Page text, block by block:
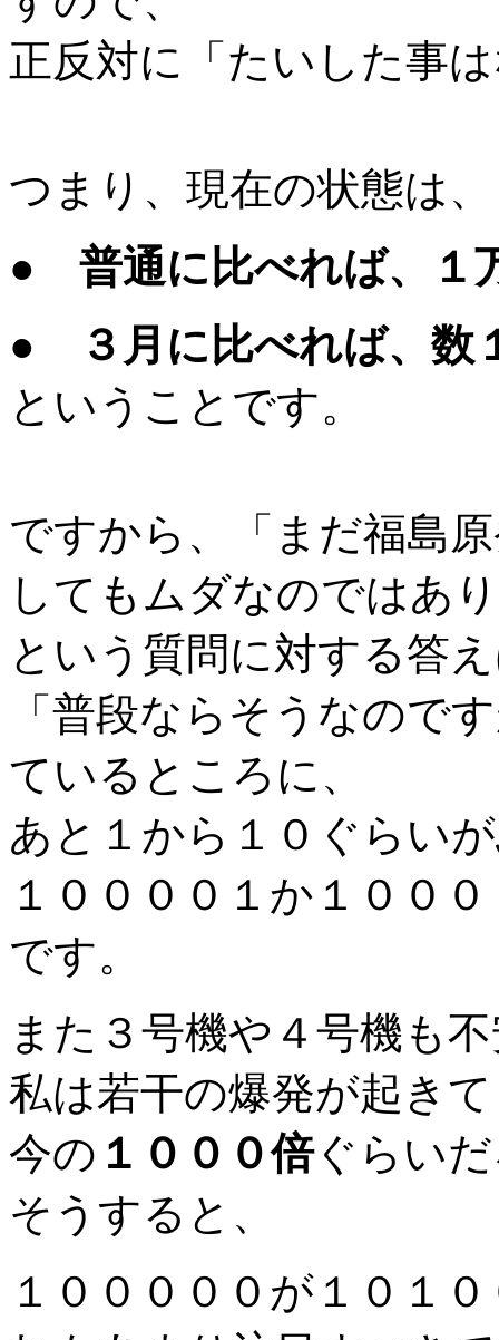
正反対に「たいした事
つまり、現在の状態は、
● 普通に比べれば、１
● ３月に比べれば、数
ということです。
ですから、「まだ福島
してもムダなのではあ
という質問に対する答
「普段ならそうなので
ているところに、
あと１から１０ぐらい
１００００１か１００
です。
また３号機や４号機も
私は若干の爆発が起き
今の １０００倍ぐらい
そうすると、
１０００００が１０１